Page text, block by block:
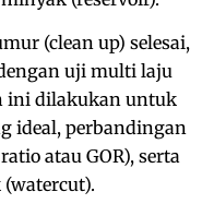
(clean up) selesai,
uji multi laju
ini dilakukan untuk
ideal, perbandingan
atau GOR), serta